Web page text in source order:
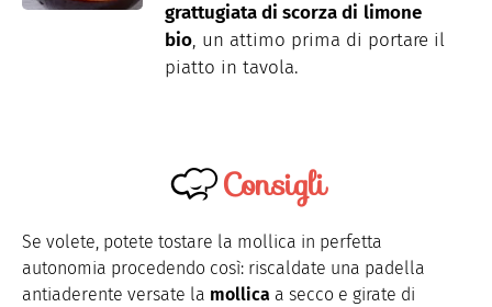
grattugiata di scorza di limone
bio, un attimo prima di portare il
piatto in tavola.
Consigli
Se volete, potete tostare la mollica in perfetta
autonomia procedendo così: riscaldate una padella
antiaderente versate la mollica a secco e girate di